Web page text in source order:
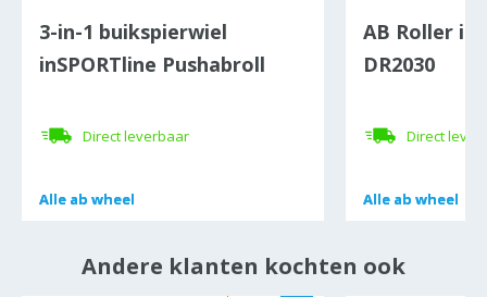
3-in-1 buikspierwiel
inSPORTline Pushabroll
Direct leverbaar
Alle ab wheel
Alle ab wheel
AB Roller
DR2030
Direct
Alle ab wheel
Alle ab wheel
Andere klanten kochten ook